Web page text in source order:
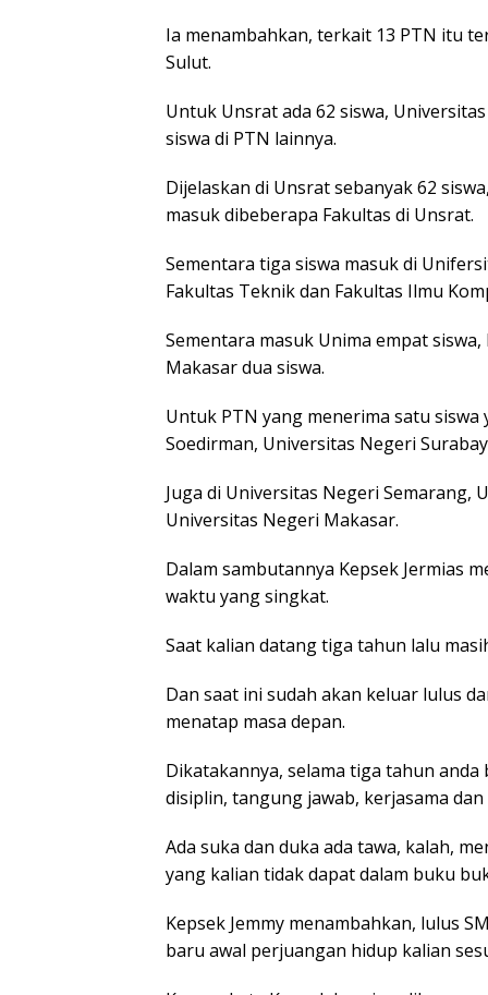
Ia menambahkan, terkait 13 PTN itu
Sulut.
Untuk Unsrat ada 62 siswa,
siswa di PTN lainnya.
Dijelaskan di Unsrat sebanyak 62
masuk dibeberapa Fakultas di Unsrat.
Sementara tiga siswa masuk di
Fakultas Teknik dan Fakultas Ilmu
Sementara masuk Unima empat
Makasar dua siswa.
Untuk PTN yang menerima satu siswa
Soedirman, Universitas Negeri
Juga di Universitas Negeri Semarang,
Universitas Negeri Makasar.
Dalam sambutannya Kepsek Jermias
waktu yang singkat.
Saat kalian datang tiga tahun lalu
Dan saat ini sudah akan keluar lulus
menatap masa depan.
Dikatakannya, selama tiga tahun
disiplin, tangung jawab, kerjasama
Ada suka dan duka ada tawa, kalah,
yang kalian tidak dapat dalam buku
Kepsek Jemmy menambahkan, lulus
baru awal perjuangan hidup kalian